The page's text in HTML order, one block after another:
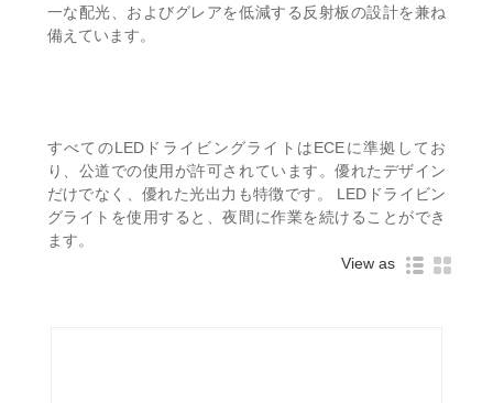
一な配光、およびグレアを低減する反射板の設計を兼ね
備えています。
すべてのLEDドライビングライトはECEに準拠してお
り、公道での使用が許可されています。優れたデザイン
だけでなく、優れた光出力も特徴です。 LEDドライビン
グライトを使用すると、夜間に作業を続けることができ
ます。
View as